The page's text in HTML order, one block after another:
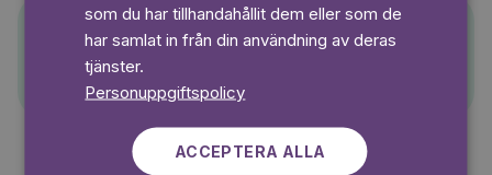
Pelle Svanslös
som du har tillhandahållit dem eller som de
har samlat in från din användning av deras
tjänster.
Personuppgiftspolicy
ACCEPTERA ALLA